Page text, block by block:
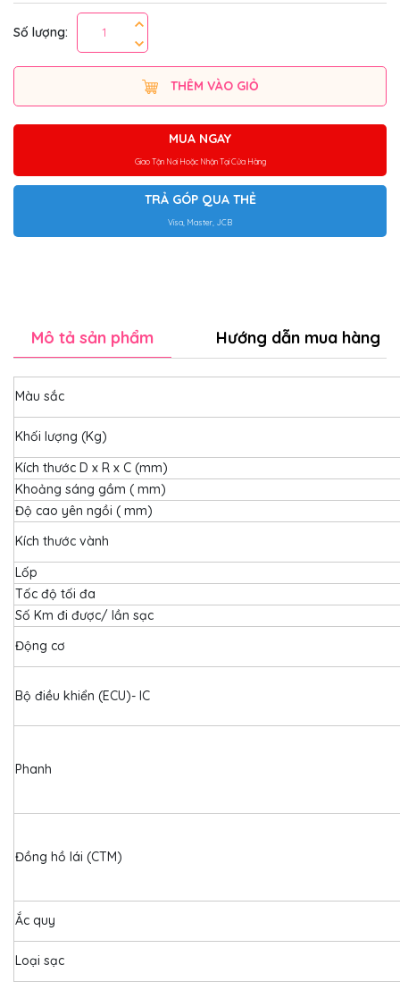
Số lượng:
THÊM VÀO GIỎ
MUA NGAY
Giao Tận Nơi Hoặc Nhận Tại Cửa Hàng
TRẢ GÓP QUA THẺ
Visa, Master, JCB
Mô tả sản phẩm Hướng dẫn mua hàng
Màu sắc
Khối lượng (Kg)
Kích thước D x R x C (mm)
Khoảng sáng gầm ( mm)
Độ cao yên ngồi ( mm)
Kích thước vành
Lốp
Tốc độ tối đa
Số Km đi được/ lần sạc
Động cơ
Bộ điều khiển (ECU)- IC
Phanh
Đồng hồ lái (CTM)
Ắc quy
Loại sạc